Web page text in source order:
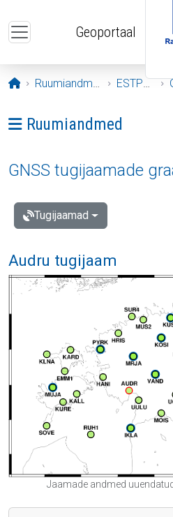
Geoportaal
Avaleht
Ruumiandmed ESTPOS
Ava menüü:
Ruumiandmed
GNSS tugijaamade
Tugijaamad
Audru tugijaam
Jaamade andmed